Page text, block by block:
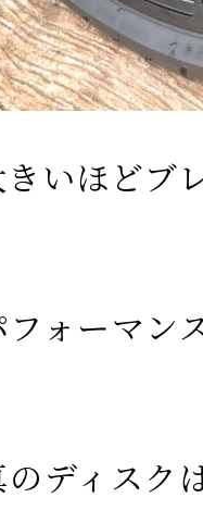
いほどブ
ォーマン
ディスク